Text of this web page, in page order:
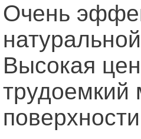
Очень
Высокая
трудоемкий